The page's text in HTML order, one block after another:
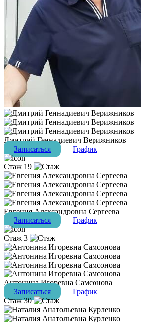
Дмитрий Геннадиевич Верижников
Записаться
График
Стаж 19
Евгения Александровна Сергеева
Записаться
График
Стаж 3
Антонина Игоревна Самсонова
Записаться
График
Стаж 30